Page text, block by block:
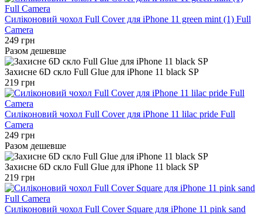
Силіконовий чохол Full Cover для iPhone 11 green mint (1) Full
Camera
249 грн
Разом дешевше
Захисне 6D скло Full Glue для iPhone 11 black SP
219 грн
Силіконовий чохол Full Cover для iPhone 11 lilac pride Full
Camera
249 грн
Разом дешевше
Захисне 6D скло Full Glue для iPhone 11 black SP
219 грн
Силіконовий чохол Full Cover Square для iPhone 11 pink sand